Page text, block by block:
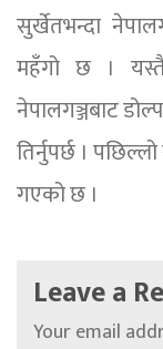
सुर्खेतभन्दा
महँगो छ ।
नेपालगञ्जबाट
तिर्नुपर्छ ।
गएको छ ।
Leave a
Your email